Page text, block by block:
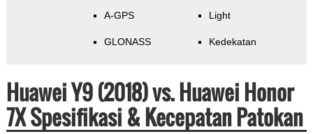
A-GPS
GLONASS
Light
Kedekatan
Huawei Y9 (2018) vs. Huawei Honor
7X Spesifikasi & Kecepatan Patokan